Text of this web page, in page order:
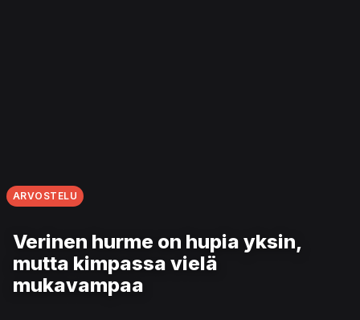
ARVOSTELU
Verinen hurme on hupia yksin,
mutta kimpassa vielä
mukavampaa